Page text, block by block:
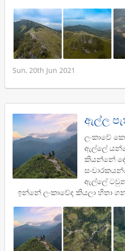
Sun, 20th Jun 2021
ඇල්ල
ලංකාවේ
ඇල්ලේ
කියන්නේ
ඇල්ලේ
ඉන්නේ ලංකාවේද කියලා හිතා